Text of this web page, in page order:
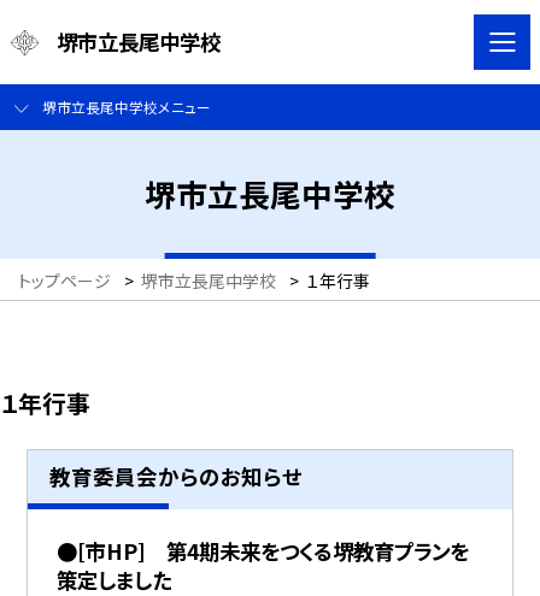
堺市立長尾中学校
堺市立長尾中学校メニュー
堺市立長尾中学校
トップページ > 堺市立長尾中学校 > １年行事
１年行事
教育委員会からのお知らせ
●[市HP] 第4期未来をつくる堺教育プランを
策定しました